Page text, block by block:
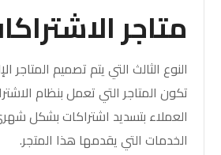
متاجر
النوع الثالث التي يتم تصميم المتاجر
تكون المتاجر التي تعمل بنظام
العملاء بتسديد اشتراكات بشكل
الخدمات التي يقدمها هذا المتجر.